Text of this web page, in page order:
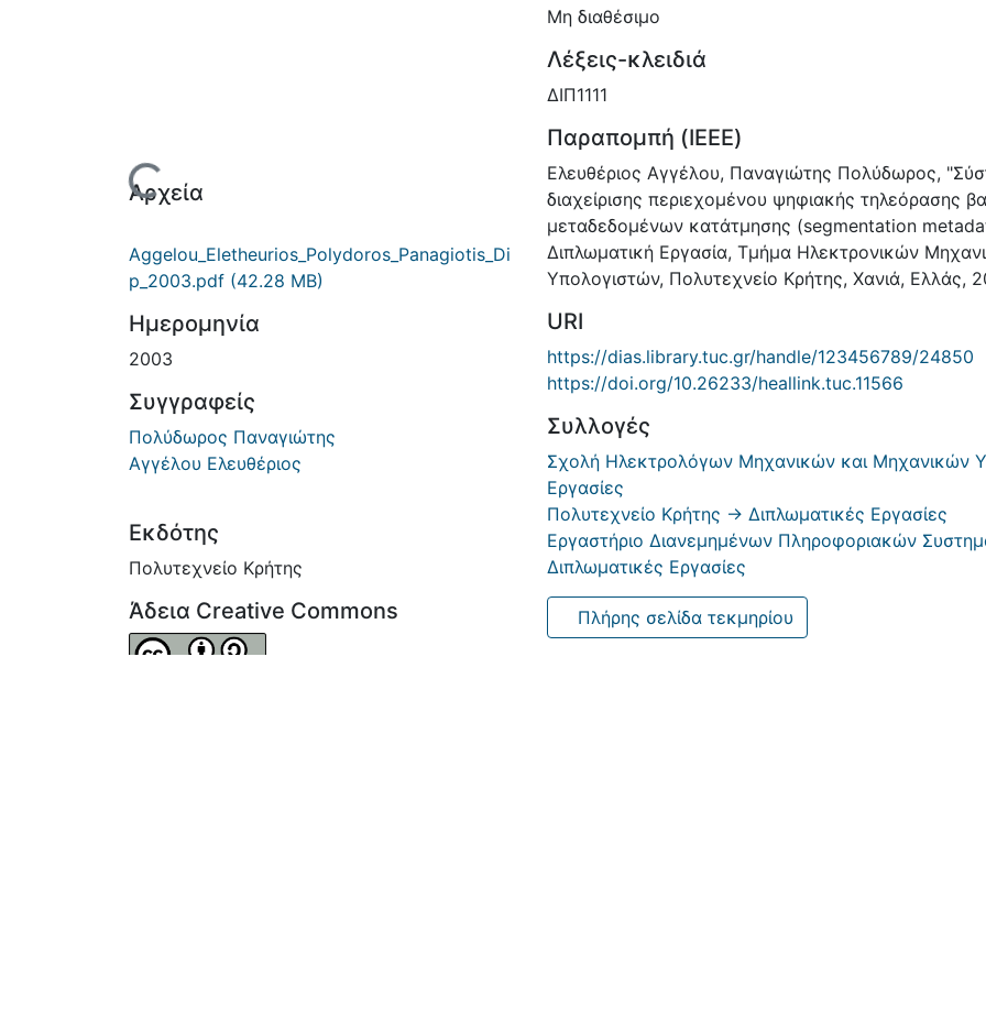
Φόρτωση...
Αρχεία
Aggelou_Eletheurios_Polydoros_Panagiotis_Di
p_2003.pdf (42.28 MB)
Ημερομηνία
2003
Συγγραφείς
Πολύδωρος Παναγιώτης
Αγγέλου Ελευθέριος
Εκδότης
Πολυτεχνείο Κρήτης
Άδεια Creative Commons
Μη διαθέσιμο
Λέξεις-κλειδιά
ΔΙΠ1111
Παραπομπή (IEEE)
Ελευθέριος Αγγέλου, Παναγιώτης Πολύδωρος,
διαχείρισης περιεχομένου ψηφιακής τηλεόρασης
μεταδεδομένων κατάτμησης (segmentation
Διπλωματική Εργασία, Τμήμα Ηλεκτρονικών
Υπολογιστών, Πολυτεχνείο Κρήτης, Χανιά, Ελλάς,
URI
https://dias.library.tuc.gr/handle/123456789/24850
https://doi.org/10.26233/heallink.tuc.11566
Συλλογές
Σχολή Ηλεκτρολόγων Μηχανικών και Μηχανικών
Εργασίες
Πολυτεχνείο Κρήτης -> Διπλωματικές Εργασίες
Εργαστήριο Διανεμημένων Πληροφοριακών
Διπλωματικές Εργασίες
Πλήρης σελίδα τεκμηρίου